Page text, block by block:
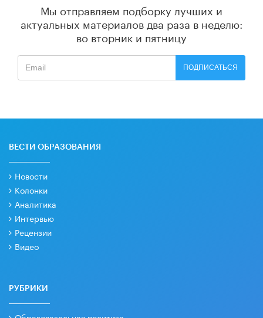
Мы отправляем подборку лучших и
актуальных материалов два раза в неделю:
во вторник и пятницу
ПОДПИСАТЬСЯ
ВЕСТИ ОБРАЗОВАНИЯ
Новости
Колонки
Аналитика
Интервью
Рецензии
Видео
РУБРИКИ